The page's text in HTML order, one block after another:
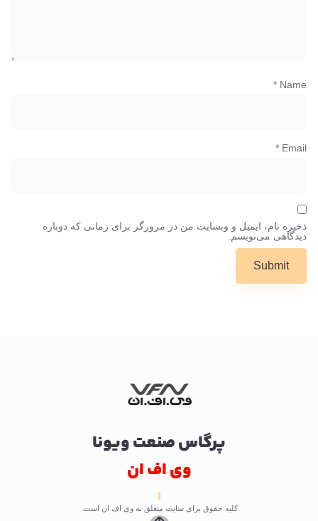
Name
*
Email
*
ذخیره نام، ایمیل و وبسایت من در مرورگر برای زمانی که دوباره
دیدگاهی می‌نویسم.
پرگاس صنعت ویونا
وی اف ان
کلیه حقوق برای سایت متعلق به وی اف ان است.